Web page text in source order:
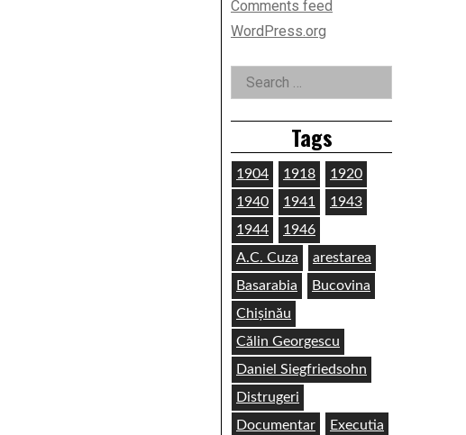
Comments feed
WordPress.org
Search
for:
Tags
1904 1918
1920
1940
1941
1943
1944
1946
A.C. Cuza
arestarea
Basarabia
Bucovina
Chișinău
Călin Georgescu
Daniel Siegfriedsohn
Distrugeri
Documentar
Executia